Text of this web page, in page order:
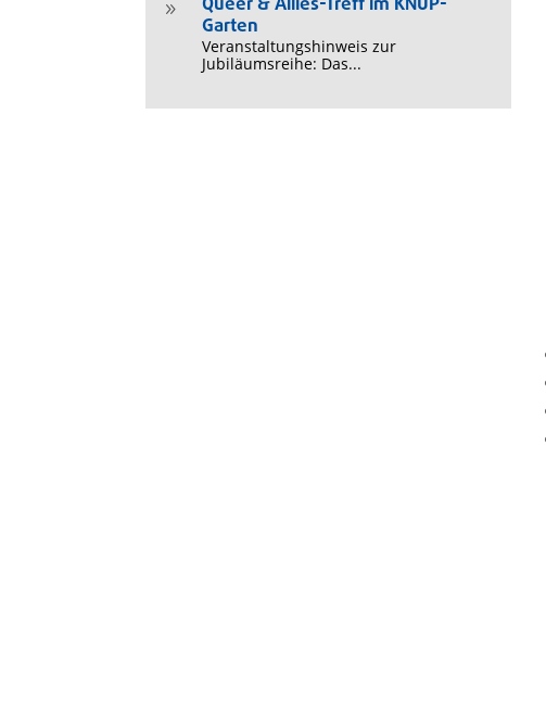
9
Garten
Veranstaltungshinweis zur
Jubiläumsreihe: Das...